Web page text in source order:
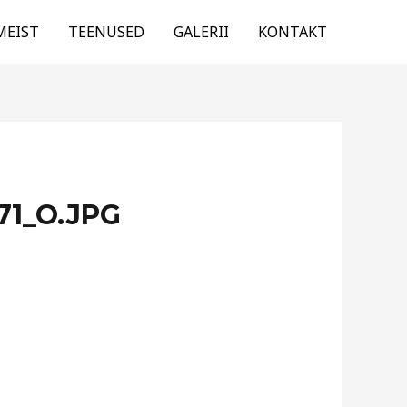
TEENUSED GALERII KONTAKT